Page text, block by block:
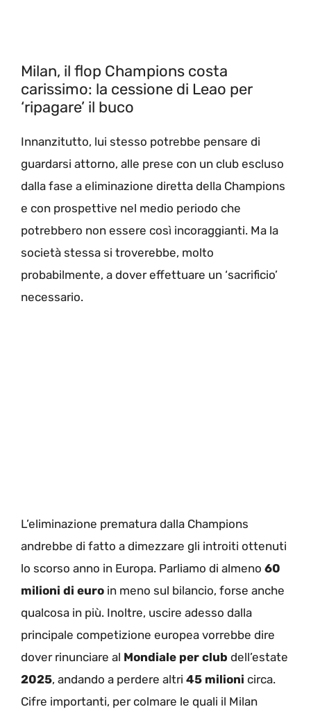
Milan, il flop Champions costa
carissimo: la cessione di Leao per
‘ripagare’ il buco
Innanzitutto, lui stesso potrebbe pensare di
guardarsi attorno, alle prese con un club escluso
dalla fase a eliminazione diretta della Champions
e con prospettive nel medio periodo che
potrebbero non essere così incoraggianti. Ma la
società stessa si troverebbe, molto
probabilmente, a dover effettuare un ‘sacrificio’
necessario.
L’eliminazione prematura dalla Champions
andrebbe di fatto a dimezzare gli introiti ottenuti
lo scorso anno in Europa. Parliamo di almeno 60
milioni di euro in meno sul bilancio, forse anche
qualcosa in più. Inoltre, uscire adesso dalla
principale competizione europea vorrebbe dire
dover rinunciare al Mondiale per club dell’estate
2025, andando a perdere altri 45 milioni circa.
Cifre importanti, per colmare le quali il Milan